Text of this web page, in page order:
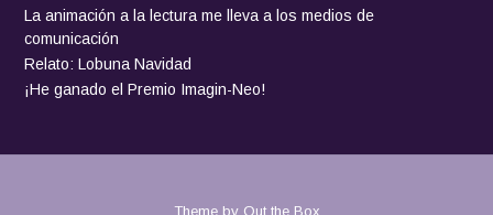
La animación a la lectura me lleva a los medios de
comunicación
Relato: Lobuna Navidad
¡He ganado el Premio Imagin-Neo!
Theme by Out the Box